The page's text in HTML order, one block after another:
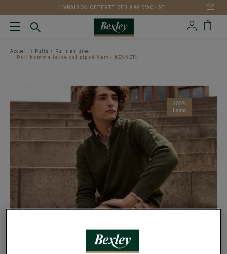
LIVRAISON OFFERTE DÈS 99€ D'ACHAT
Accueil Pulls
Pulls en laine
Pull homme laine col zippé Vert - KENNETH